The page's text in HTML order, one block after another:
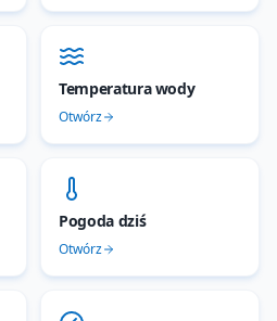
Temperatura wody
Otwórz
Pogoda dziś
Otwórz